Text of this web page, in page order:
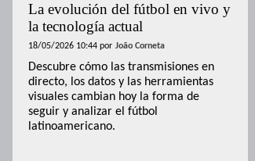
La evolución del fútbol en vivo y
la tecnología actual
18/05/2026 10:44 por João Corneta
Descubre cómo las transmisiones en
directo, los datos y las herramientas
visuales cambian hoy la forma de
seguir y analizar el fútbol
latinoamericano.